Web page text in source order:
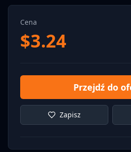
Cena
$3.24
Przejdź do
Zapisz